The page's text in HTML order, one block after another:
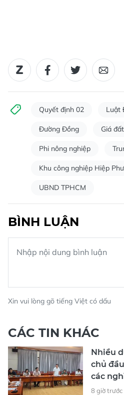
Quyết định 02 Luật
Đường Đồng Giá đất
Phi nông nghiệp
Khu công nghiệp Hiệp
UBND TPHCM
BÌNH LUẬN
Xin vui lòng gõ tiếng Việt có dấu
CÁC TIN KHÁC
Nhiều
chủ
các
8 giờ trước